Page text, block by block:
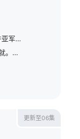
/ 吴弘
军 /
故事创意来自中国航天探月工程的伟大成就。讲述了从小拥有航天梦的吴畏一心想进入飞控中心，却面试失败进入档案馆工作。而曾与他“结下梁子”的冷面学霸应子期，则顺利进入飞控中心。吴畏在档案馆积累了诸多经验而变
更新至06集